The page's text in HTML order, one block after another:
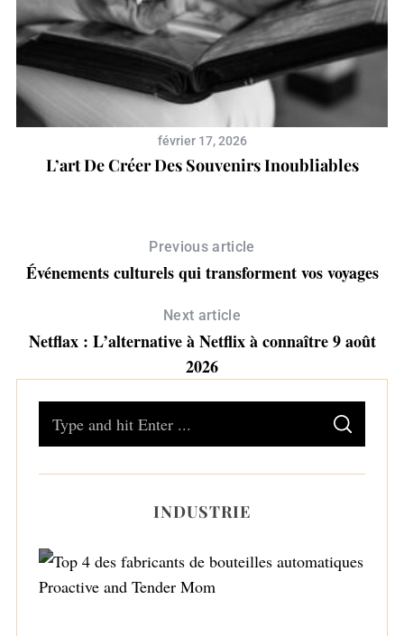
février 17, 2026
L’art De Créer Des Souvenirs Inoubliables
Previous article
Événements culturels qui transforment vos voyages
Next article
Netflax : L’alternative à Netflix à connaître 9 août
2026
f
o
S
A
C
INDUSTRIE